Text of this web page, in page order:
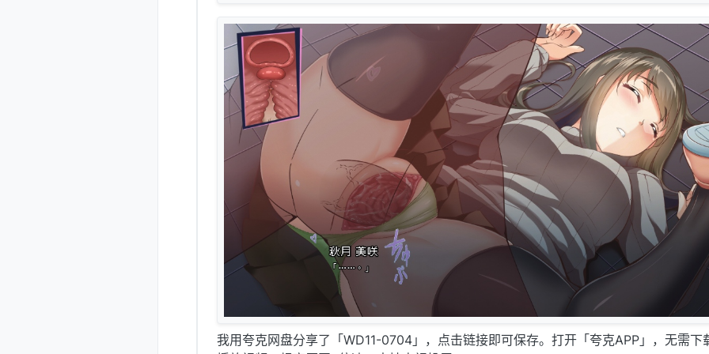
我用夸克网盘分享了「WD11-0704」，点击链接即可保存。打开「夸克APP」，无需下